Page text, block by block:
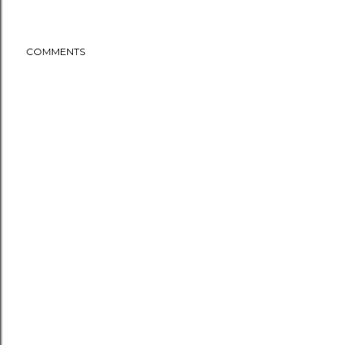
COMMENTS